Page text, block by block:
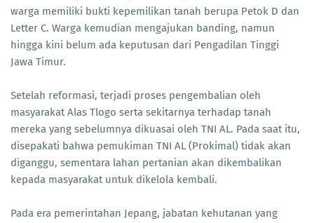
warga memiliki bukti kepemilikan tanah berupa Petok D dan
Letter C. Warga kemudian mengajukan banding, namun
hingga kini belum ada keputusan dari Pengadilan Tinggi
Jawa Timur.
Setelah reformasi, terjadi proses pengembalian oleh
masyarakat Alas Tlogo serta sekitarnya terhadap tanah
mereka yang sebelumnya dikuasai oleh TNI AL. Pada saat itu,
disepakati bahwa pemukiman TNI AL (Prokimal) tidak akan
diganggu, sementara lahan pertanian akan dikembalikan
kepada masyarakat untuk dikelola kembali.
Pada era pemerintahan Jepang, jabatan kehutanan yang